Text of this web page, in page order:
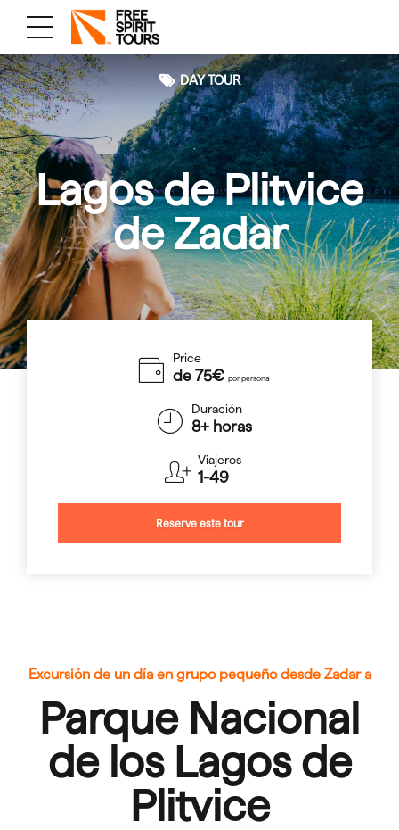
DAY TOUR
Lagos de Plitvice
de Zadar
Price
de 75€ por persona
Duración
8+ horas
Viajeros
1-49
Reserve este tour
Excursión de un día en grupo pequeño desde Zadar a
Parque Nacional
de los Lagos de
Plitvice